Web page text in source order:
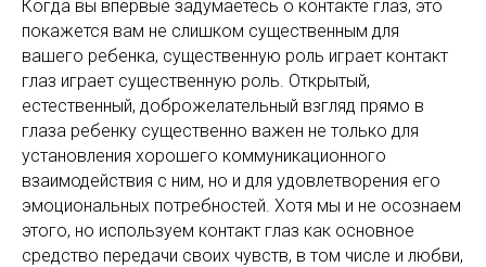
Когда вы впервые задумаетесь о контакте глаз, это
покажется вам не слишком существенным для
вашего ребенка, существенную роль играет контакт
глаз играет существенную роль. Открытый,
естественный, доброжелательный взгляд прямо в
глаза ребенку существенно важен не только для
установления хорошего коммуникационного
взаимодействия с ним, но и для удовлетворения его
эмоциональных потребностей. Хотя мы и не осознаем
этого, но используем контакт глаз как основное
средство передачи своих чувств, в том числе и любви,